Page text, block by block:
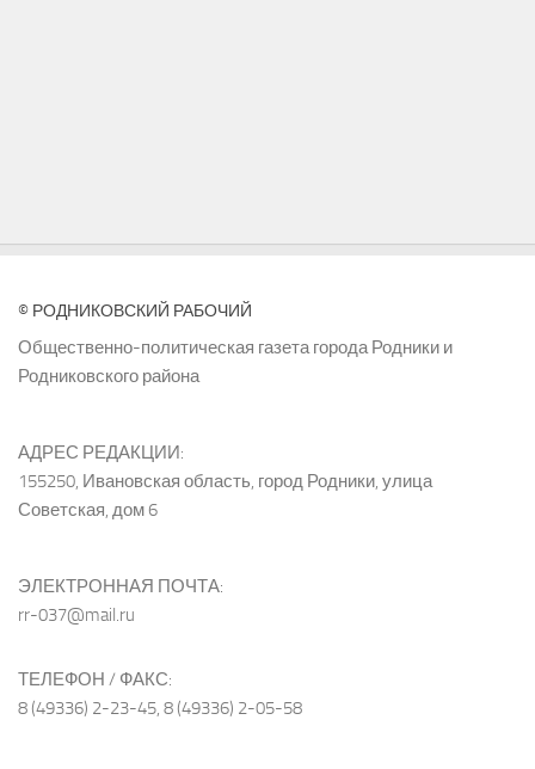
© РОДНИКОВСКИЙ РАБОЧИЙ
Общественно-политическая газета города Родники и
Родниковского района
АДРЕС РЕДАКЦИИ:
155250, Ивановская область, город Родники, улица
Советская, дом 6
ЭЛЕКТРОННАЯ ПОЧТА:
rr-037@mail.ru
ТЕЛЕФОН / ФАКС:
8 (49336) 2-23-45, 8 (49336) 2-05-58